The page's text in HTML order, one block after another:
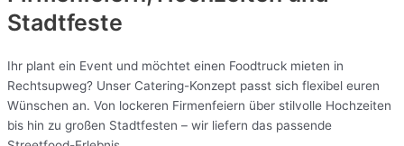
Stadtfeste
Ihr plant ein Event und möchtet einen Foodtruck mieten in
Rechtsupweg? Unser Catering-Konzept passt sich flexibel euren
Wünschen an. Von lockeren Firmenfeiern über stilvolle Hochzeiten
bis hin zu großen Stadtfesten – wir liefern das passende